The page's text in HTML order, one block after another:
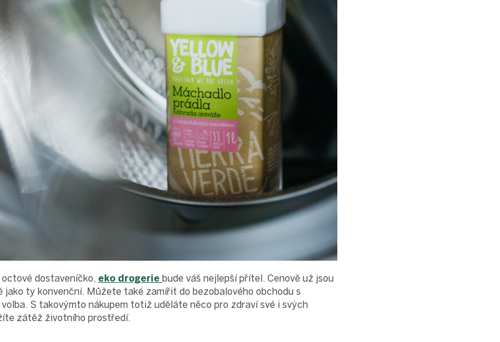
dostaveníčko, eko drogerie bude váš nejlepší přítel. Cenově už jsou
jako ty konvenční. Můžete také zamířit do bezobalového obchodu s
S takovýmto nákupem totiž uděláte něco pro zdraví své i svých
zátěž životního prostředí.